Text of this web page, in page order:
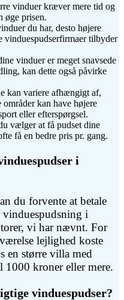
vinduer kræver mere tid og
øge prisen.
du har, desto højere
vinduespudserfirmaer tilbyder
vinduer er meget snavsede
kan dette også påvirke
kan variere afhængigt af,
kan have højere
eller efterspørgsel.
vælger at få pudset dine
få en bedre pris pr. gang.
i
du forvente at betale
i
vi har nævnt. For
lejlighed koste
en større villa med
1000 kroner eller mere.
vinduespudser?